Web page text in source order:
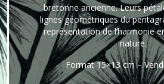
bretonne ancienne. Leurs
lignes géométriques du
représentation de l’harmonie
nature.
Format 15×13 cm –